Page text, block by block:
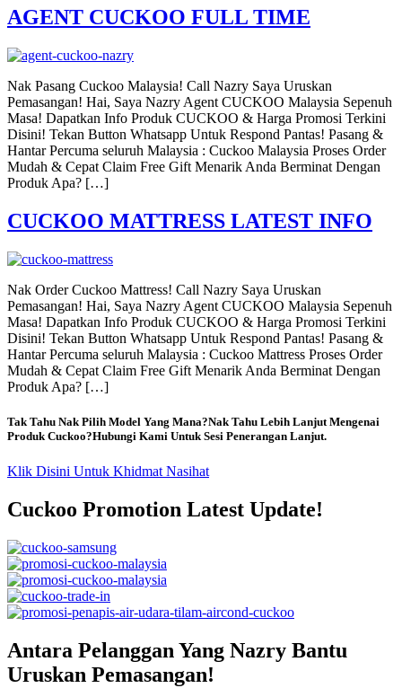
AGENT CUCKOO FULL TIME
Nak Pasang Cuckoo Malaysia! Call Nazry Saya Uruskan
Pemasangan! Hai, Saya Nazry Agent CUCKOO Malaysia Sepenuh
Masa! Dapatkan Info Produk CUCKOO & Harga Promosi Terkini
Disini! Tekan Button Whatsapp Untuk Respond Pantas! Pasang &
Hantar Percuma seluruh Malaysia : Cuckoo Malaysia Proses Order
Mudah & Cepat Claim Free Gift Menarik Anda Berminat Dengan
Produk Apa? […]
CUCKOO MATTRESS LATEST INFO
Nak Order Cuckoo Mattress! Call Nazry Saya Uruskan
Pemasangan! Hai, Saya Nazry Agent CUCKOO Malaysia Sepenuh
Masa! Dapatkan Info Produk CUCKOO & Harga Promosi Terkini
Disini! Tekan Button Whatsapp Untuk Respond Pantas! Pasang &
Hantar Percuma seluruh Malaysia : Cuckoo Mattress Proses Order
Mudah & Cepat Claim Free Gift Menarik Anda Berminat Dengan
Produk Apa? […]
Tak Tahu Nak Pilih Model Yang Mana?Nak Tahu Lebih Lanjut Mengenai
Produk Cuckoo?Hubungi Kami Untuk Sesi Penerangan Lanjut.
Klik Disini Untuk Khidmat Nasihat
Cuckoo Promotion Latest Update!
Antara Pelanggan Yang Nazry Bantu
Uruskan Pemasangan!